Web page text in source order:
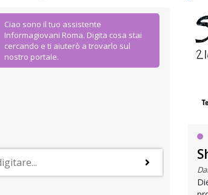
Ciao sono il tuo assistente
Informagiovani Roma. Digita cosa stai
cercando e ti aiuterò a trovarlo sul
nostro portale.
La Carta dello Studente